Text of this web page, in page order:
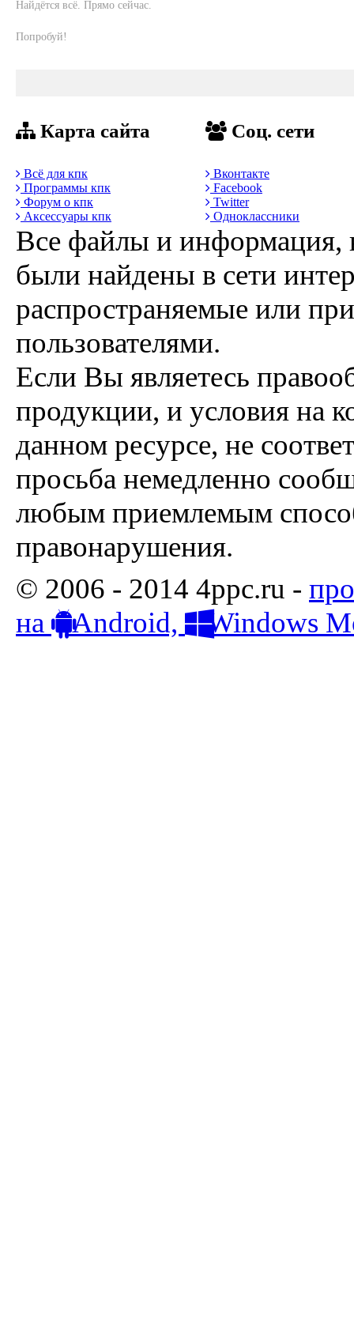
Найдётся всё. Прямо сейчас.
Попробуй!
Карта сайта
Всё для кпк
Программы кпк
Форум о кпк
Аксессуары кпк
Соц. сети
Вконтакте
Facebook
Twitter
Одноклассники
Все файлы и информация,
были найдены в сети
распространяемые или
пользователями.
Если Вы являетесь
продукции, и условия на
данном ресурсе, не
просьба немедленно
любым приемлемым
правонарушения.
© 2006 - 2014 4ppc.ru -
на
Android, Windows